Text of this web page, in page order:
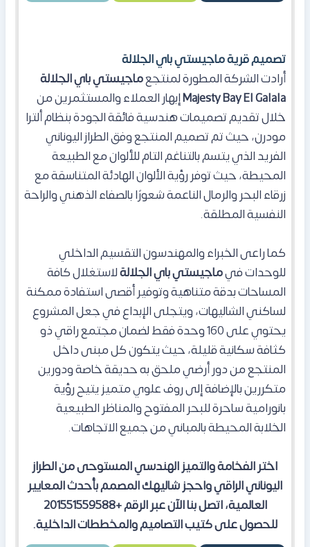
تصميم قرية ماجيستي باي الجلالة
أرادت الشركة المطورة لمنتجعماجيستي باي الجلالة
Majesty Bay El Galalaإبهار العملاء والمستثمرين من
خلال تقديم تصميمات هندسية فائقة الجودة بنظام ألترا
مودرن، حيث تم تصميم المنتجع وفق الطراز اليوناني
الفريد الذي يتسم بالتناغم التام للألوان مع الطبيعة
المحيطة، حيث توفر رؤية الألوان الهادئة المتناسقة مع
زرقاء البحر والرمال الناعمة شعورًا بالصفاء الذهني والراحة
النفسية المطلقة.
كما راعى الخبراء والمهندسون التقسيم الداخلي
للوحدات فيماجيستي باي الجلالةلاستغلال كافة
المساحات بدقة متناهية وتوفير أقصى استفادة ممكنة
لساكني الشاليهات، ويتجلى الإبداع في جعل المشروع
يحتوي على 160 وحدة فقط لضمان مجتمع راقي ذو
كثافة سكانية قليلة، حيث يتكون كل مبنى داخل
المنتجع من دور أرضي ملحق به حديقة خاصة ودورين
متكررين بالإضافة إلى روف علوي متميز يتيح رؤية
بانورامية ساحرة للبحر المفتوح والمناظر الطبيعية
الخلابة المحيطة بالمباني من جميع الاتجاهات.
اختر الفخامة والتميز الهندسي المستوحى من الطراز
اليوناني الراقي واحجز شاليهك المصمم بأحدث المعايير
العالمية، اتصل بنا الآن عبر الرقم +201551559588
للحصول على كتيب التصاميم والمخططات الداخلية.